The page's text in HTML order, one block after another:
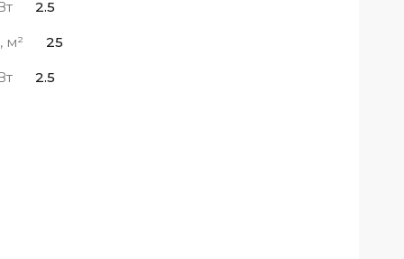
2.5
м² 25
2.5